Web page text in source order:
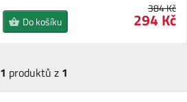
384 Kč
294 Kč
Do košíku
1 produktů z 1